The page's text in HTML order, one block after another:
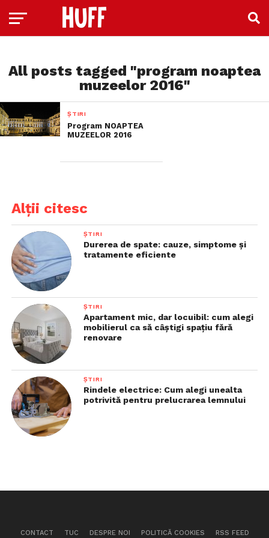
All posts tagged "program noaptea
muzeelor 2016"
ȘTIRI
Program NOAPTEA
MUZEELOR 2016
Alții citesc
ȘTIRI
Durerea de spate: cauze, simptome și
tratamente eficiente
ȘTIRI
Apartament mic, dar locuibil: cum alegi
mobilierul ca să câștigi spațiu fără
renovare
ȘTIRI
Rindele electrice: Cum alegi unealta
potrivită pentru prelucrarea lemnului
CONTACT TUC DESPRE NOI POLITICĂ COOKIES RSS FEED